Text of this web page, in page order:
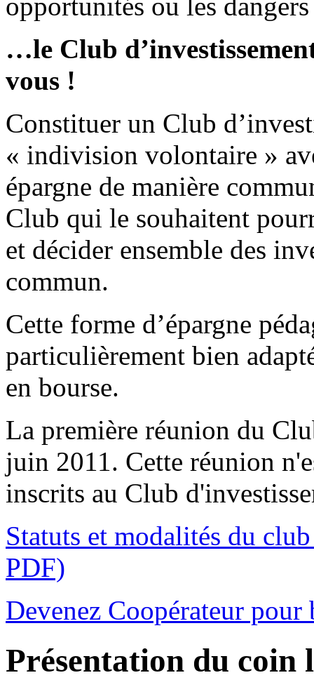
opportunités ou les
…le Club
vous !
Constituer un Club
« indivision volontaire »
épargne de manière
Club qui le souhaitent
et décider ensemble des
commun.
Cette forme d’épargne
particulièrement bien
en bourse.
La première réunion du
juin 2011. Cette réunion
inscrits au Club
Statuts et modalités du
PDF)
Devenez Coopérateur pour
Présentation du coin